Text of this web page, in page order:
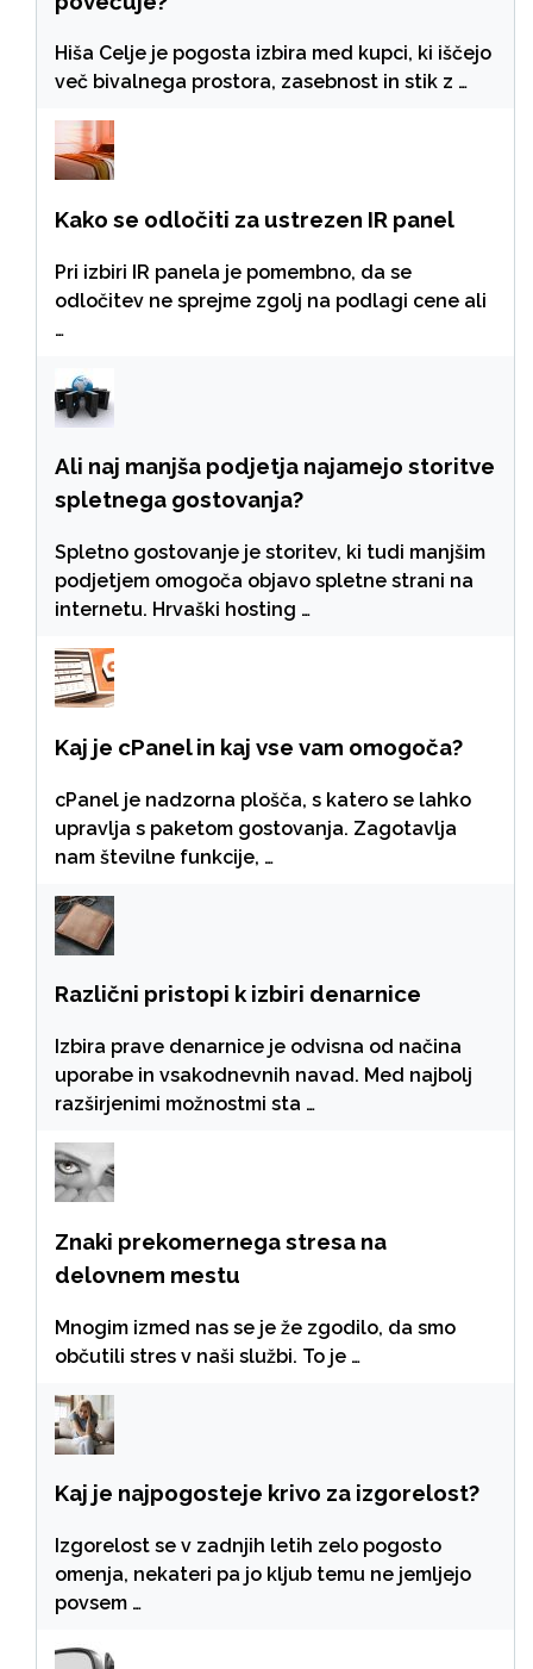
Hiša Celje je pogosta izbira med kupci, ki iščejo
več bivalnega prostora, zasebnost in stik z …
Kako se odločiti za ustrezen IR panel
Pri izbiri IR panela je pomembno, da se
odločitev ne sprejme zgolj na podlagi cene ali
…
Ali naj manjša podjetja najamejo storitve
spletnega gostovanja?
Spletno gostovanje je storitev, ki tudi manjšim
podjetjem omogoča objavo spletne strani na
internetu. Hrvaški hosting …
Kaj je cPanel in kaj vse vam omogoča?
cPanel je nadzorna plošča, s katero se lahko
upravlja s paketom gostovanja. Zagotavlja
nam številne funkcije, …
Različni pristopi k izbiri denarnice
Izbira prave denarnice je odvisna od načina
uporabe in vsakodnevnih navad. Med najbolj
razširjenimi možnostmi sta …
Znaki prekomernega stresa na
delovnem mestu
Mnogim izmed nas se je že zgodilo, da smo
občutili stres v naši službi. To je …
Kaj je najpogosteje krivo za izgorelost?
Izgorelost se v zadnjih letih zelo pogosto
omenja, nekateri pa jo kljub temu ne jemljejo
povsem …